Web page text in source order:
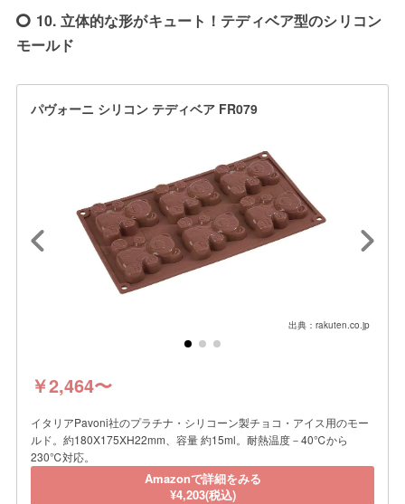
10. 立体的な形がキュート！テディベア型のシリコン
モールド
パヴォーニ シリコン テディベア FR079
出典：rakuten.co.jp
￥2,464〜
イタリアPavoni社のプラチナ・シリコーン製チョコ・アイス用のモー
ルド。約180X175XH22mm、容量 約15ml。耐熱温度－40℃から
230℃対応。
Amazonで詳細をみる
¥4,203(税込)